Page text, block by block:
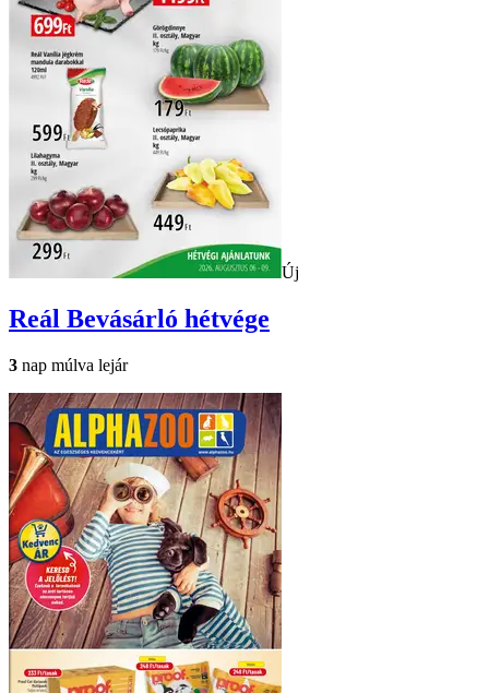
Új
Reál Bevásárló hétvége
3 nap múlva lejár